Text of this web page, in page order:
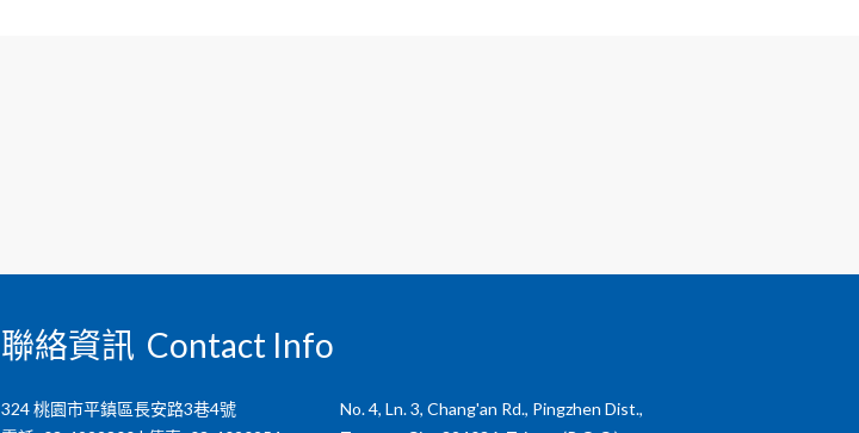
聯絡資訊 Contact Info
324 桃園市平鎮區長安路3巷4號
No. 4, Ln. 3, Chang'an Rd., Pingzhen Dist.,